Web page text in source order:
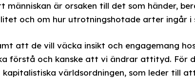
är orsaken till det som händer,
och om hur utrotningshotade arter ingår i
att de vill väcka insikt och engagemang
förstå och kanske att vi ändrar attityd. För
världsordningen, som leder till